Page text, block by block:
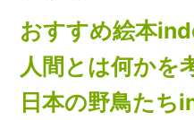
おすすめ絵本
人間とは何かを
日本の野鳥たち